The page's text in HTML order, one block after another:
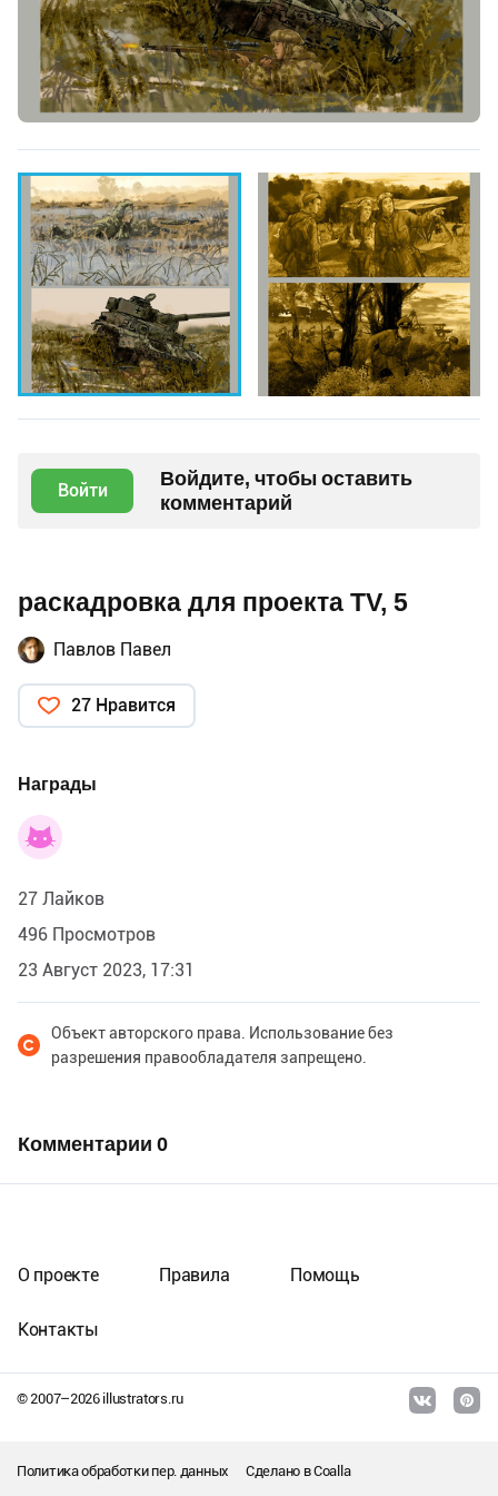
Войти
Войдите, чтобы оставить
комментарий
раскадровка для проекта TV, 5
Павлов Павел
27 Нравится
Награды
27 Лайков
496 Просмотров
23 Август 2023, 17:31
Объект авторского права. Использование без
разрешения правообладателя запрещено.
Комментарии 0
© 2007–2026illustrators.ru
О проекте Правила Помощь
Контакты
Политика обработки пер. данных Сделано вCoalla